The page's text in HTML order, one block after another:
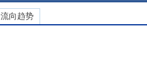
向趋势